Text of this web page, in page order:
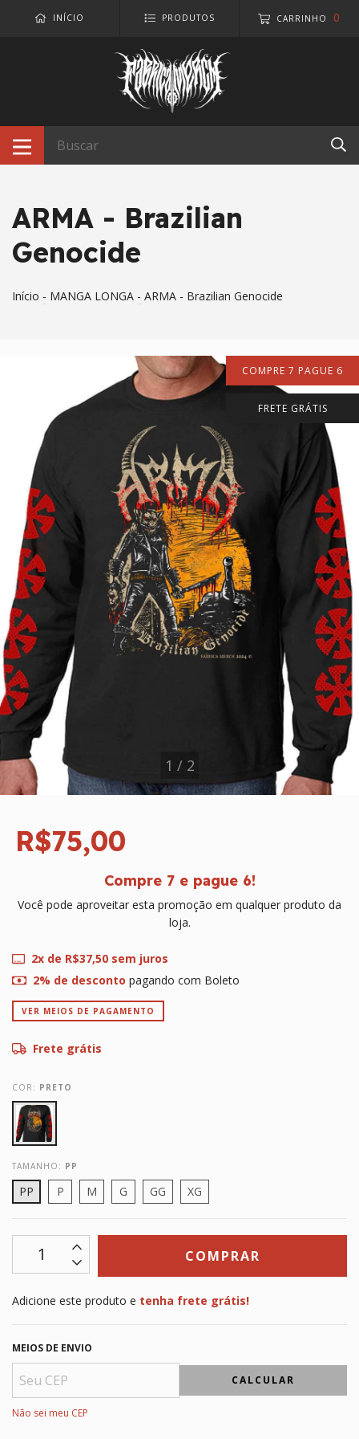
INÍCIO PRODUTOS CARRINHO 0
ARMA - Brazilian
Genocide
Início - MANGA LONGA - ARMA - Brazilian Genocide
COMPRE 7 PAGUE 6
FRETE GRÁTIS
1 / 2
R$75,00
Compre 7 e pague 6!
Você pode aproveitar esta promoção em qualquer produto da
loja.
2x de R$37,50sem juros
2% de desconto pagando com Boleto
VER MEIOS DE PAGAMENTO
Frete grátis
COR: PRETO
TAMANHO: PP
PP P M G GG XG
Adicione este produto e tenha frete grátis!
MEIOS DE ENVIO
CALCULAR
Não sei meu CEP